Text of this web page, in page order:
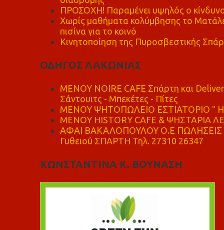
ΠΡΟΣΟΧΗ! Παραμένει υψηλός ο
Χωρίς μαθήματα κολύμβησης το
πισίνα για το κοινό
Κινητοποίηση της Πυροσβεστικής
ΟΔΗΓΟΣ ΛΑΚΩΝΙΑΣ
MENOY NOIRE CAFE Σπάρτη και
Σάντουιτς - Μπεκέτες - Πίτες
ΜΕΝΟΥ ΨΗΤΟΠΩΛΕΙΟ ΕΣΤΙΑΤΟΡΙΟ "
ΜΕΝΟΥ HISTORY CAFE & ΨΗΣΤΑΡΙΑ
ΑΦΑΙ ΒΑΚΑΛΟΠΟΥΛΟΥ Ο.Ε ΠΩΛΗΣΕΙΣ
Γυθειού ΣΠΑΡΤΗ Τηλ. 27310 26347
ΚΩΝΣΤΑΝΤΙΝΑ Κ. ΒΟΥΝΑΣΗ